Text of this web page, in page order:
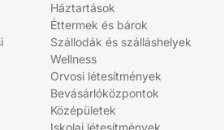
Háztartások
Éttermek és bárok
Szállodák és szálláshelyek
Wellness
Orvosi létesítmények
Bevásárlóközpontok
Középületek